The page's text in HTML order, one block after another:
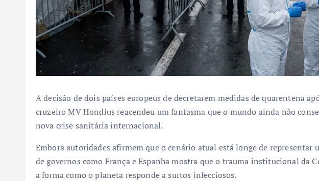
A decisão de dois países europeus de decretarem medidas de quarentena
cruzeiro MV Hondius reacendeu um fantasma que o mundo ainda não
nova crise sanitária internacional.
Embora autoridades afirmem que o cenário atual está longe de representar
de governos como França e Espanha mostra que o trauma institucional da
a forma como o planeta responde a surtos infecciosos.